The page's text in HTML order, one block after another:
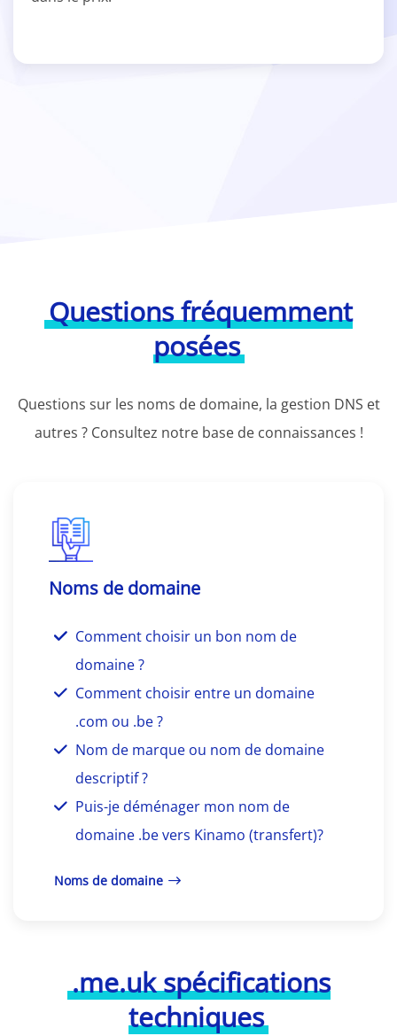
Questions fréquemment
posées
Questions sur les noms de domaine, la gestion DNS et
autres ? Consultez notre base de connaissances !
Noms de domaine
Comment choisir un bon nom de
domaine ?
Comment choisir entre un domaine
.com ou .be ?
Nom de marque ou nom de domaine
descriptif ?
Puis-je déménager mon nom de
domaine .be vers Kinamo (transfert)?
Noms de domaine
.me.uk spécifications
techniques